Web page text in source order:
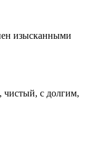
изысканными
чистый, с долгим,